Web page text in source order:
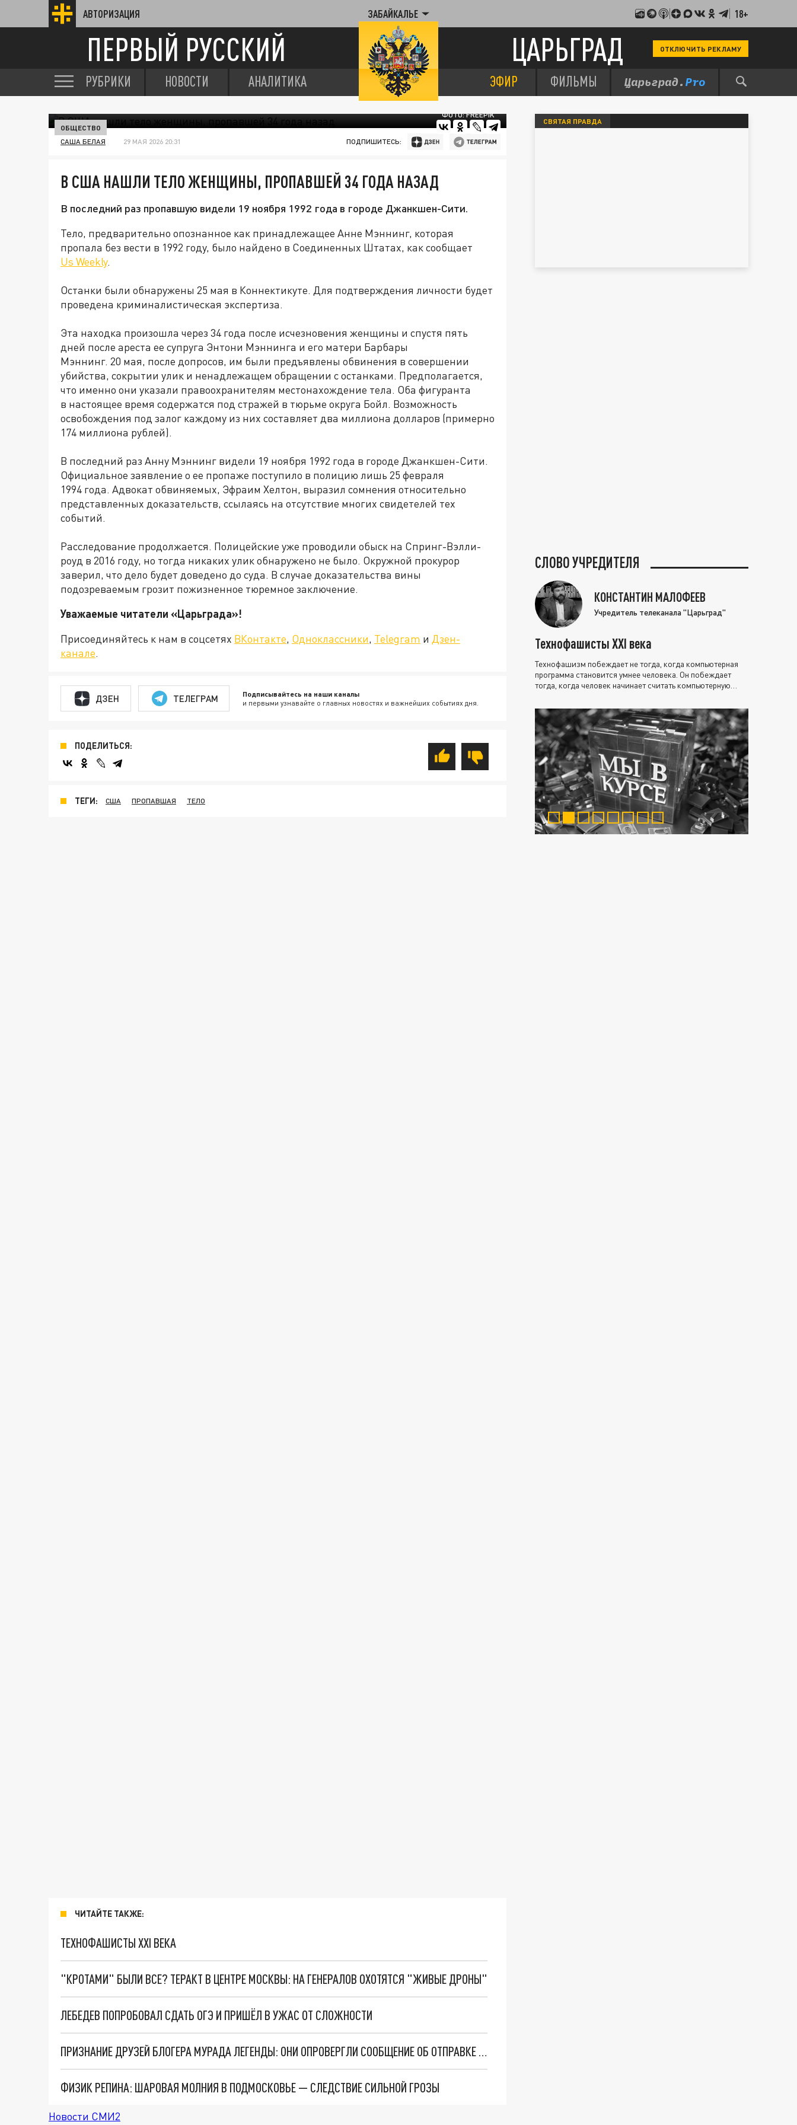
АВТОРИЗАЦИЯ ЗАБАЙКАЛЬЕ 18+
ПЕРВЫЙ РУССКИЙ ЦАРЬГРАД ОТКЛЮЧИТЬ РЕКЛАМУ
РУБРИКИ НОВОСТИ АНАЛИТИКА ЭФИР ФИЛЬМЫ
ФОТО: FREEPIK
ОБЩЕСТВО
САША БЕЛАЯ 29 МАЯ 2026 20:31 ПОДПИШИТЕСЬ:
В США НАШЛИ ТЕЛО ЖЕНЩИНЫ, ПРОПАВШЕЙ 34 ГОДА НАЗАД
В последний раз пропавшую видели 19 ноября 1992 года в городе Джанкшен-Сити.
Тело, предварительно опознанное как принадлежащее Анне Мэннинг, которая
пропала без вести в 1992 году, было найдено в Соединенных Штатах, как сообщает
Us Weekly.
Останки были обнаружены 25 мая в Коннектикуте. Для подтверждения личности будет
проведена криминалистическая экспертиза.
Эта находка произошла через 34 года после исчезновения женщины и спустя пять
дней после ареста ее супруга Энтони Мэннинга и его матери Барбары
Мэннинг. 20 мая, после допросов, им были предъявлены обвинения в совершении
убийства, сокрытии улик и ненадлежащем обращении с останками. Предполагается,
что именно они указали правоохранителям местонахождение тела. Оба фигуранта
в настоящее время содержатся под стражей в тюрьме округа Бойл. Возможность
освобождения под залог каждому из них составляет два миллиона долларов (примерно
174 миллиона рублей).
В последний раз Анну Мэннинг видели 19 ноября 1992 года в городе Джанкшен-Сити.
Официальное заявление о ее пропаже поступило в полицию лишь 25 февраля
1994 года. Адвокат обвиняемых, Эфраим Хелтон, выразил сомнения относительно
представленных доказательств, ссылаясь на отсутствие многих свидетелей тех
событий.
Расследование продолжается. Полицейские уже проводили обыск на Спринг-Вэлли-
роуд в 2016 году, но тогда никаких улик обнаружено не было. Окружной прокурор
заверил, что дело будет доведено до суда. В случае доказательства вины
подозреваемым грозит пожизненное тюремное заключение.
Уважаемые читатели «Царьграда»!
Присоединяйтесь к нам в соцсетях ВКонтакте, Одноклассники, Telegram и Дзен-
канале.
ДЗЕН ТЕЛЕГРАМ Подписывайтесь на наши каналы
и первыми узнавайте о главных новостях и важнейших событиях дня.
ПОДЕЛИТЬСЯ:
ТЕГИ: США ПРОПАВШАЯ ТЕЛО
ЧИТАЙТЕ ТАКЖЕ:
ТЕХНОФАШИСТЫ XXI ВЕКА
"КРОТАМИ" БЫЛИ ВСЕ? ТЕРАКТ В ЦЕНТРЕ МОСКВЫ: НА ГЕНЕРАЛОВ ОХОТЯТСЯ "ЖИВЫЕ ДРОНЫ"
ЛЕБЕДЕВ ПОПРОБОВАЛ СДАТЬ ОГЭ И ПРИШЁЛ В УЖАС ОТ СЛОЖНОСТИ
ПРИЗНАНИЕ ДРУЗЕЙ БЛОГЕРА МУРАДА ЛЕГЕНДЫ: ОНИ ОПРОВЕРГЛИ СООБЩЕНИЕ ОБ ОТПРАВКЕ НА СВО
ФИЗИК РЕПИНА: ШАРОВАЯ МОЛНИЯ В ПОДМОСКОВЬЕ — СЛЕДСТВИЕ СИЛЬНОЙ ГРОЗЫ
Новости СМИ2
СВЯТАЯ ПРАВДА
СЛОВО УЧРЕДИТЕЛЯ
КОНСТАНТИН МАЛОФЕЕВ
Учредитель телеканала "Царьград"
Технофашисты XXI века
Технофашизм побеждает не тогда, когда компьютерная
программа становится умнее человека. Он побеждает
тогда, когда человек начинает считать компьютерную